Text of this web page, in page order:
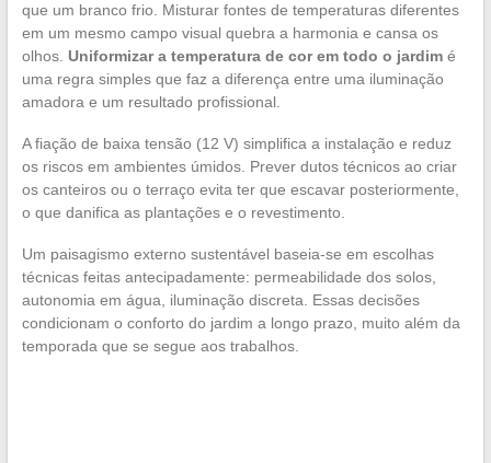
que um branco frio. Misturar fontes de temperaturas diferentes
em um mesmo campo visual quebra a harmonia e cansa os
olhos. Uniformizar a temperatura de cor em todo o jardimé
uma regra simples que faz a diferença entre uma iluminação
amadora e um resultado profissional.
A fiação de baixa tensão (12 V) simplifica a instalação e reduz
os riscos em ambientes úmidos. Prever dutos técnicos ao criar
os canteiros ou o terraço evita ter que escavar posteriormente,
o que danifica as plantações e o revestimento.
Um paisagismo externo sustentável baseia-se em escolhas
técnicas feitas antecipadamente: permeabilidade dos solos,
autonomia em água, iluminação discreta. Essas decisões
condicionam o conforto do jardim a longo prazo, muito além da
temporada que se segue aos trabalhos.